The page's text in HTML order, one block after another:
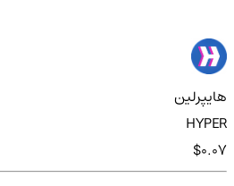
هایپرلین
HYPER
$0.07